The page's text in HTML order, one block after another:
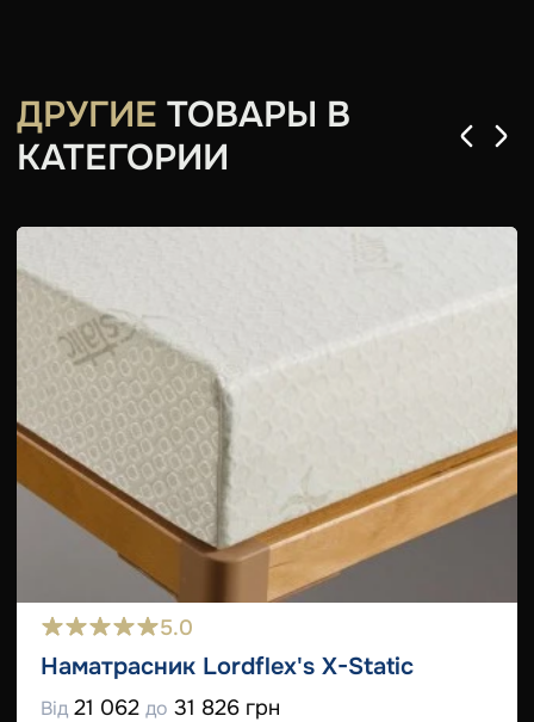
ДРУГИЕ ТОВАРЫ В
КАТЕГОРИИ
5.0
Наматрасник Lordflex's Х-Static
Від 21 062 до 31 826 грн